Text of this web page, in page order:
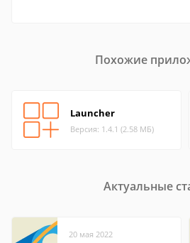
Похожие
Launcher
Версия: 1.4.1 (2.58 МБ)
Актуальные
20 мая 2022